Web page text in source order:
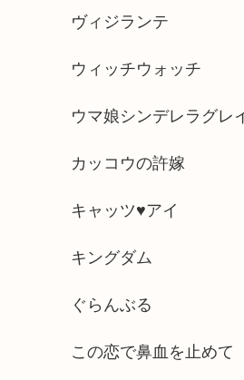
ヴィジランテ
ウィッチウォッチ
ウマ娘シンデレラグレ
カッコウの許嫁
キャッツ♥アイ
キングダム
ぐらんぶる
この恋で鼻血を止めて